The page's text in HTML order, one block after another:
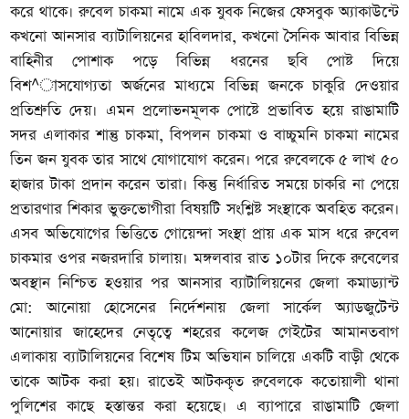
করে থাকে। রুবেল চাকমা নামে এক যুবক নিজের ফেসবুক অ্যাকাউন্টে
কখনো আনসার ব্যাটালিয়নের হাবিলদার, কখনো সৈনিক আবার বিভিন্ন
বাহিনীর পোশাক পড়ে বিভিন্ন ধরনের ছবি পোষ্ট দিয়ে
বিশ^াসযোগ্যতা অর্জনের মাধ্যমে বিভিন্ন জনকে চাকুরি দেওয়ার
প্রতিশ্রুতি দেয়। এমন প্রলোভনমূলক পোষ্টে প্রভাবিত হয়ে রাঙামাটি
সদর এলাকার শান্তু চাকমা, বিপলন চাকমা ও বাচ্চুমনি চাকমা নামের
তিন জন যুবক তার সাথে যোগাযোগ করেন। পরে রুবেলকে ৫ লাখ ৫০
হাজার টাকা প্রদান করেন তারা। কিন্তু নির্ধারিত সময়ে চাকরি না পেয়ে
প্রতারণার শিকার ভুক্তভোগীরা বিষয়টি সংশ্লিষ্ট সংস্থাকে অবহিত করেন।
এসব অভিযোগের ভিত্তিতে গোয়েন্দা সংস্থা প্রায় এক মাস ধরে রুবেল
চাকমার ওপর নজরদারি চালায়। মঙ্গলবার রাত ১০টার দিকে রুবেলের
অবস্থান নিশ্চিত হওয়ার পর আনসার ব্যাটালিয়নের জেলা কমাড্যান্ট
মো: আনোয়া হোসেনের নির্দেশনায় জেলা সার্কেল অ্যাডজুটেন্ট
আনোয়ার জাহেদের নেতৃত্বে শহরের কলেজ গেইটের আমানতবাগ
এলাকায় ব্যাটালিয়নের বিশেষ টিম অভিযান চালিয়ে একটি বাড়ী থেকে
তাকে আটক করা হয়। রাতেই আটককৃত রুবেলকে কতোয়ালী থানা
পুলিশের কাছে হস্তান্তর করা হয়েছে। এ ব্যাপারে রাঙামাটি জেলা